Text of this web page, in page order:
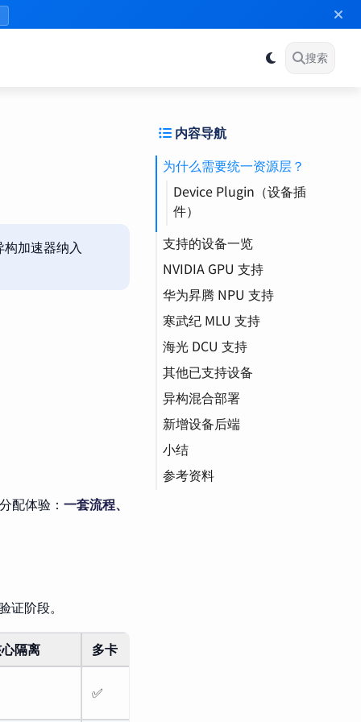
搜索
加速器纳入
配体验： 一套流程、
阶段。
隔离 多卡
✅
内容导航
为什么需要统一资源层？
Device Plugin（设备插
件）
支持的设备一览
GPU（图形处理器）
NPU（神经网络处理
器）
MLU（机器学习处理
器）
DCU（深度计算单
元）
XPU
NVIDIA GPU 支持
配置
使用示例
特殊能力
MIG（多实例 GPU）
NVLink
Container（容器）
NVML（NVIDIA 管理
库）
华为昇腾 NPU 支持
配置
使用示例
VNPU 软切分
资源限制（Resource
Limit）
支持的芯片型号
寒武纪 MLU 支持
配置
使用示例
海光 DCU 支持
配置
使用示例
其他已支持设备
Helm
异构混合部署
设备类型过滤
统一监控
新增设备后端
小结
参考资料